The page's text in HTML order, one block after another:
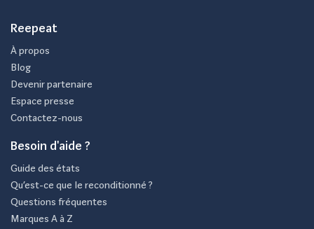
Reepeat
À propos
Blog
Devenir partenaire
Espace presse
Contactez-nous
Besoin d'aide ?
Guide des états
Qu’est-ce que le reconditionné ?
Questions fréquentes
Marques A à Z